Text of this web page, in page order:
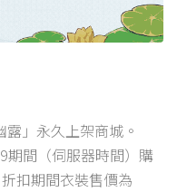
」永久上架商城。
間（伺服器時間）購
扣期間衣裝售價為